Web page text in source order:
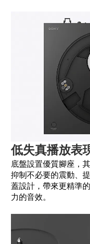
低失真播放表
底盤設置優質腳座，
抑制不必要的震動、
蓋設計，帶來更精準
力的音效。